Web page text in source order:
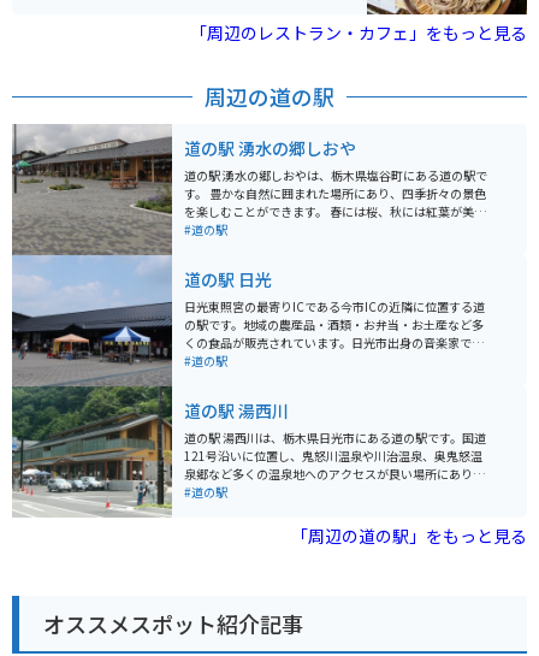
が開催されることもあり、地元住民や観光客に親しまれ「周辺のレストラン・カフェ」をもっと見る
周辺の道の駅
道の駅 湧水の郷しおや
道の駅 湧水の郷しおやは、栃木県塩谷町にある道の駅で
す。 豊かな自然に囲まれた場所にあり、四季折々の景色
を楽しむことができます。 春には桜、秋には紅葉が美し
く、多くの観光客が訪れます。 また、道の駅に隣接して
り、家族連れに人気です。 バイクで訪れる場合、駐車場
も広く停めやすいので安心です。 周辺には、塩谷町のシ
ンボルである「尚仁沢湧水群」や、温泉施設「尚仁沢温
泉 はーとらんどゆずの湯」など、観光スポットも点在し
ています。 地元の名産品としては、新鮮な野菜や果物、
材を使った料理を提供するレストランもあり、人気メニ
ューの「きのこそば」は、地元産のきのこがたっぷり入
っていておすすめです。 周辺道路は、山間部を通るため
カーブが多いですが、交通量は比較的少なく、走りやす
い道が多いです。 ただし、秋は紅葉シーズンとなるた
め、週末は渋滞が発生することもありますので、時間に
#道の駅
道の駅 日光
日光東照宮の最寄りICである今市ICの近隣に位置する道
の駅です。地域の農産品・酒類・お弁当・お土産など多
くの食品が販売されています。日光市出身の音楽家であ
り、多くの演歌の名曲を生み出した船村徹さんの記念ミ
#道の駅
道の駅 湯西川
道の駅 湯西川は、栃木県日光市にある道の駅です。国道
121号沿いに位置し、鬼怒川温泉や川治温泉、奥鬼怒温
泉郷など多くの温泉地へのアクセスが良い場所にありま
す。 道の駅には、地元の農産物や特産品を販売する直売
しては、湯西川ダムカレーやゆばなどが有名です。 バイ
クで訪れる場合、駐車場も広く、休憩に最適な場所で
湯西川ダムや五十里湖など、自然豊かな観光スポットも
多いので、ツーリングの拠点としてもおすすめです。
#道の駅
「周辺の道の駅」をもっと見る
オススメスポット紹介記事